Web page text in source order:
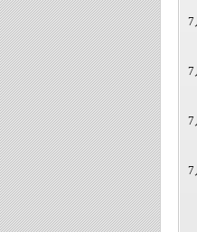
7
7
7
7